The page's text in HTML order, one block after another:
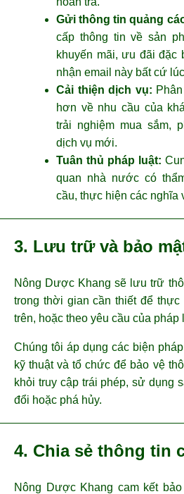
Gửi thông tin quảng
cấp thông tin về sản
khuyến mãi, ưu đãi đặc
nhận email này bất cứ
Cải thiện dịch vụ:
hơn về nhu cầu của
trải nghiệm mua sắm,
dịch vụ mới.
Tuân thủ pháp luật:
quan nhà nước có
cầu, thực hiện các nghĩa
3. Lưu trữ và bảo
Nông Dược Khang sẽ lưu trữ
trong thời gian cần thiết để thực
trên, hoặc theo yêu cầu của pháp
Chúng tôi áp dụng các biện
kỹ thuật và tổ chức để bảo vệ
khỏi truy cập trái phép, sử dụng
đổi hoặc phá hủy.
4. Chia sẻ thông tin
Nông Dược Khang cam kết